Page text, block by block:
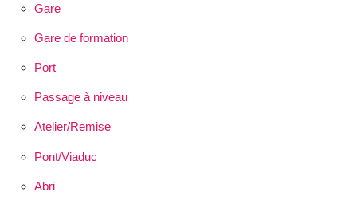
Gare
Gare de formation
Port
Passage à niveau
Atelier/Remise
Pont/Viaduc
Abri